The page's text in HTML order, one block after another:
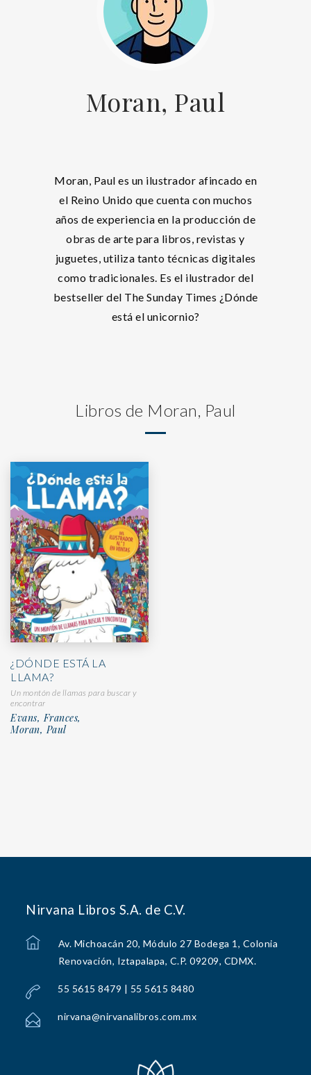
Moran, Paul
Moran, Paul es un ilustrador afincado en
el Reino Unido que cuenta con muchos
años de experiencia en la producción de
obras de arte para libros, revistas y
juguetes, utiliza tanto técnicas digitales
como tradicionales. Es el ilustrador del
bestseller del The Sunday Times ¿Dónde
está el unicornio?
Libros de Moran, Paul
¿DÓNDE ESTÁ LA
LLAMA?
Un montón de llamas para buscar y
encontrar
Evans, Frances,
Moran, Paul
Nirvana Libros S.A. de C.V.
Av. Michoacán 20, Módulo 27 Bodega 1, Colonia
Renovación, Iztapalapa, C.P. 09209, CDMX.
55 5615 8479 | 55 5615 8480
nirvana@nirvanalibros.com.mx